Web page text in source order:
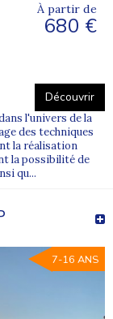
À partir de
680 €
Découvrir
l'univers de la
des techniques
la réalisation
la possibilité de
qu...
7-16 ANS